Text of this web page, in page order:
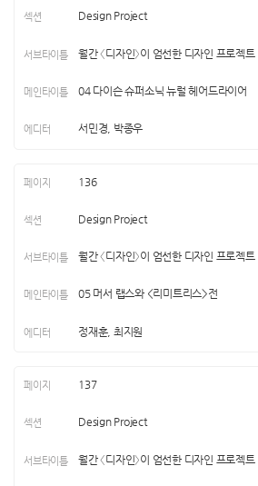
Design Project
월간 〈디자인〉이 엄선한 디자인 프로젝트
04 다이슨 슈퍼소닉 뉴럴 헤어드라이어
서민경, 박종우
136
Design Project
월간 〈디자인〉이 엄선한 디자인 프로젝트
05 머서 랩스와 <리미트리스>전
정재훈, 최지원
137
Design Project
월간 〈디자인〉이 엄선한 디자인 프로젝트